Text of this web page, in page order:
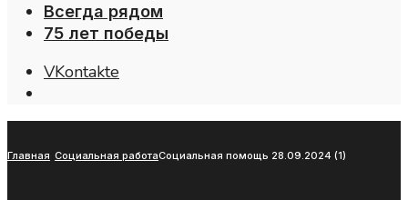
Всегда рядом
75 лет победы
VKontakte
Главная Социальная работаСоциальная помощь 28.09.2024 (1)